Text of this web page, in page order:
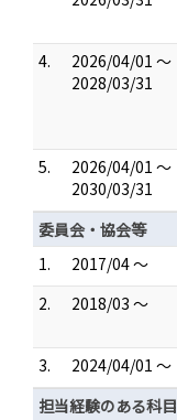
4.
2026/04/01 ～
2028/03/31
5.
2026/04/01 ～
2030/03/31
委員会・協会等
1.
2017/04 ～
2.
2018/03 ～
3.
2024/04/01 ～
担当経験のある科目